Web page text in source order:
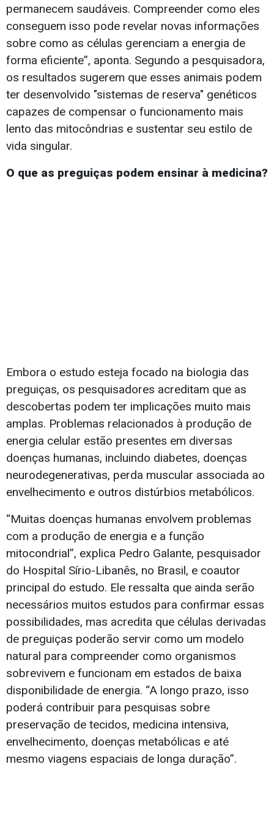
permanecem saudáveis. Compreender como eles
conseguem isso pode revelar novas informações
sobre como as células gerenciam a energia de
forma eficiente”, aponta. Segundo a pesquisadora,
os resultados sugerem que esses animais podem
ter desenvolvido "sistemas de reserva" genéticos
capazes de compensar o funcionamento mais
lento das mitocôndrias e sustentar seu estilo de
vida singular.
O que as preguiças podem ensinar à medicina?
Embora o estudo esteja focado na biologia das
preguiças, os pesquisadores acreditam que as
descobertas podem ter implicações muito mais
amplas. Problemas relacionados à produção de
energia celular estão presentes em diversas
doenças humanas, incluindo diabetes, doenças
neurodegenerativas, perda muscular associada ao
envelhecimento e outros distúrbios metabólicos.
“Muitas doenças humanas envolvem problemas
com a produção de energia e a função
mitocondrial”, explica Pedro Galante, pesquisador
do Hospital Sírio-Libanês, no Brasil, e coautor
principal do estudo. Ele ressalta que ainda serão
necessários muitos estudos para confirmar essas
possibilidades, mas acredita que células derivadas
de preguiças poderão servir como um modelo
natural para compreender como organismos
sobrevivem e funcionam em estados de baixa
disponibilidade de energia. “A longo prazo, isso
poderá contribuir para pesquisas sobre
preservação de tecidos, medicina intensiva,
envelhecimento, doenças metabólicas e até
mesmo viagens espaciais de longa duração”.